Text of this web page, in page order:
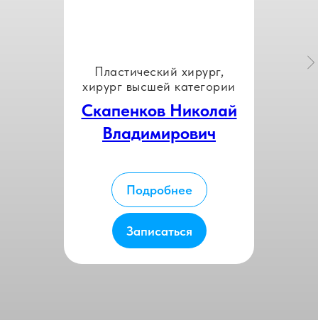
Пластический хирург,
хирург высшей категории
Скапенков Николай
Владимирович
Подробнее
Записаться